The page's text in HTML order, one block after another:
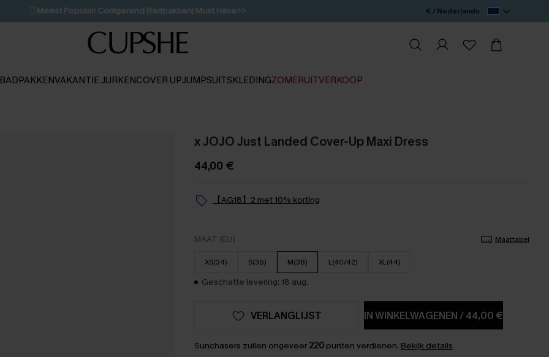
💌Abonneer je & ontvang tot 15% korting>>
Koop 3, krijg 15% korting | CODE: SW15
€ / Nederlands
BADPAKKENVAKANTIE JURKENCOVER UPJUMPSUITSKLEDINGZOMERUITVERKOOP
x JOJO Just Landed Cover-Up Maxi Dress
44,00 €
【AG18】2 met 10% korting
MAAT (EU) Maattabel
XS(34) S(36) M(38) L(40/42) XL(44)
Geschatte levering: 18 aug.
IN WINKELWAGENEN/44,00 €
VERLANGLIJST
Sunchasers zullen ongeveer 220punten verdienen. Bekijk details